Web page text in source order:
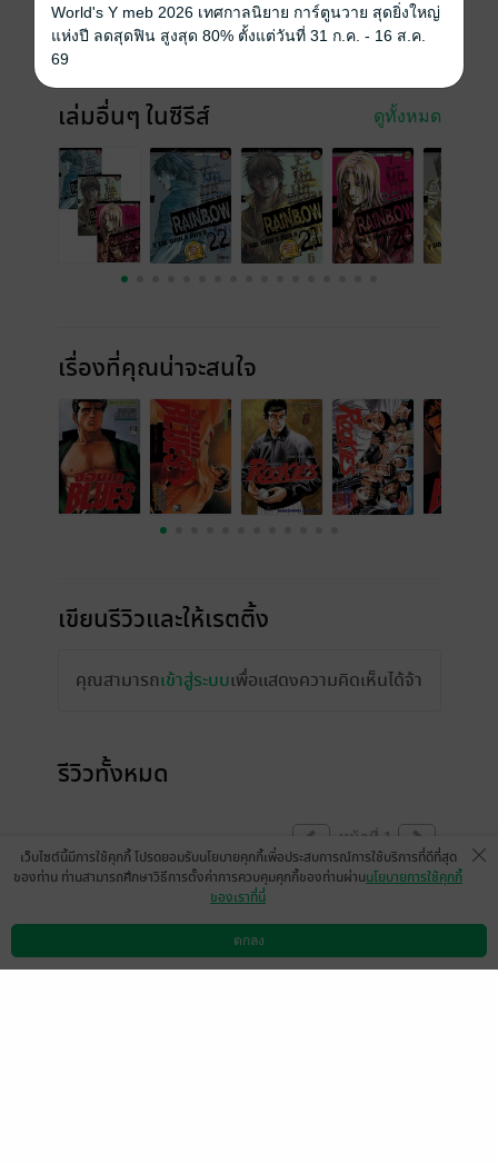
ความยาว 212 หน้า
ราคาปก
เล่มอื่นๆ ในซีรีส์ ดูทั้งหมด
เรื่องที่คุณน่าจะสนใจ
เขียนรีวิวและให้เรตติ้ง
คุณสามารถเข้าสู่ระบบเพื่อแสดงความคิดเห็นได้จ้า
รีวิวทั้งหมด
หน้าที่ 1
ดาวน์โหลดแอป วิธีการใช้งาน ติดต่อเรา
เว็บไซต์นี้มีการใช้คุกกี้ โปรดยอมรับนโยบายคุกกี้เพื่อประสบการณ์การใช้บริการที่ดีที่สุด
ของท่าน ท่านสามารถศึกษาวิธีการตั้งค่าการควบคุมคุกกี้ของท่านผ่านนโยบายการใช้คุกกี้
ของเราที่นี่
ตกลง
World's Y meb 2026 เทศกาลนิยาย การ์ตูนวาย สุดยิ่งใหญ่
แห่งปี ลดสุดฟิน สูงสุด 80% ตั้งแต่วันที่ 31 ก.ค. - 16 ส.ค.
69